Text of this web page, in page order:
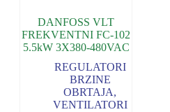
DANFOSS VLT
FREKVENTNI FC-102
5.5kW 3X380-480VAC
REGULATORI
BRZINE
OBRTAJA,
VENTILATORI